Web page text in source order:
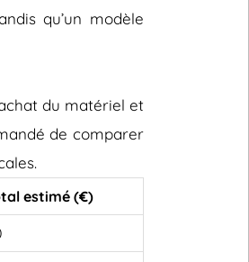
qu’un modèle
du matériel et
de comparer
estimé (€)